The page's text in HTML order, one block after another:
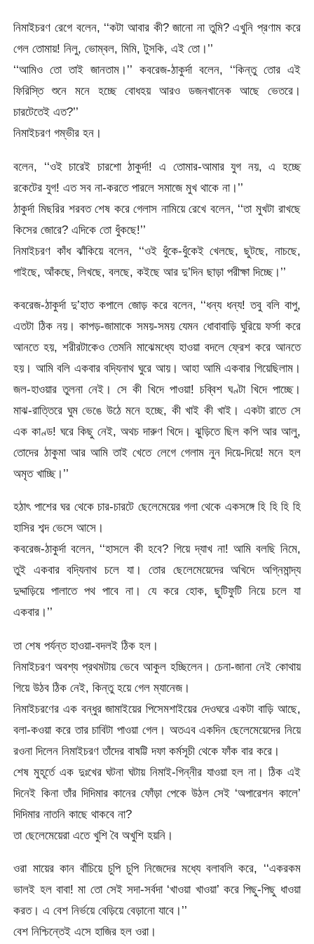
নিমাইচরণ রেগে বলেন, ‘‘কটা আবার কী? জানো না তুমি? এখুনি প্রণাম করে
গেল তোমায়! নিলু, ভোম্বল, মিমি, টুসকি, এই তো।’’
‘‘আমিও তো তাই জানতাম।’’ কবরেজ-ঠাকুর্দা বলেন, ‘‘কিন্তু তোর এই
ফিরিস্তি শুনে মনে হচ্ছে বোধহয় আরও ডজনখানেক আছে ভেতরে।
চারটেতেই এত?’’
নিমাইচরণ গম্ভীর হন।
বলেন, ‘‘ওই চারেই চারশো ঠাকুর্দা! এ তোমার-আমার যুগ নয়, এ হচ্ছে
রকেটের যুগ! এত সব না-করতে পারলে সমাজে মুখ থাকে না।’’
ঠাকুর্দা মিছরির শরবত শেষ করে গেলাস নামিয়ে রেখে বলেন, ‘‘তা মুখটা রাখছে
কিসের জোরে? এদিকে তো ধুঁকছে!’’
নিমাইচরণ কাঁধ ঝাঁকিয়ে বলেন, ‘‘ওই ধুঁকে-ধুঁকেই খেলছে, ছুটছে, নাচছে,
গাইছে, আঁকছে, লিখছে, বলছে, কইছে আর দু’দিন ছাড়া পরীক্ষা দিচ্ছে।’’
কবরেজ-ঠাকুর্দা দু’হাত কপালে জোড় করে বলেন, ‘‘ধন্য ধন্য! তবু বলি বাপু,
এতটা ঠিক নয়। কাপড়-জামাকে সময়-সময় যেমন ধোবাবাড়ি ঘুরিয়ে ফর্সা করে
আনতে হয়, শরীরটাকেও তেমনি মাঝেমধ্যে হাওয়া বদলে ফ্রেশ করে আনতে
হয়। আমি বলি একবার বদ্যিনাথ ঘুরে আয়। আহা আমি একবার গিয়েছিলাম।
জল-হাওয়ার তুলনা নেই। সে কী খিদে পাওয়া! চব্বিশ ঘণ্টা খিদে পাচ্ছে।
মাঝ-রাত্তিরে ঘুম ভেঙে উঠে মনে হচ্ছে, কী খাই কী খাই। একটা রাতে সে
এক কাণ্ড! ঘরে কিছু নেই, অথচ দারুণ খিদে। ঝুড়িতে ছিল কপি আর আলু,
তোদের ঠাকুমা আর আমি তাই খেতে লেগে গেলাম নুন দিয়ে-দিয়ে! মনে হল
অমৃত খাচ্ছি।’’
হঠাৎ পাশের ঘর থেকে চার-চারটে ছেলেমেয়ের গলা থেকে একসঙ্গে হি হি হি হি
হাসির শব্দ ভেসে আসে।
কবরেজ-ঠাকুর্দা বলেন, ‘‘হাসলে কী হবে? গিয়ে দ্যাখ না! আমি বলছি নিমে,
তুই একবার বদ্যিনাথ চলে যা। তোর ছেলেমেয়েদের অখিদে অগ্নিমান্দ্য
দুদ্দাড়িয়ে পালাতে পথ পাবে না। যে করে হোক, ছুটিফুটি নিয়ে চলে যা
একবার।’’
তা শেষ পর্যন্ত হাওয়া-বদলই ঠিক হল।
নিমাইচরণ অবশ্য প্রথমটায় ভেবে আকুল হচ্ছিলেন। চেনা-জানা নেই কোথায়
গিয়ে উঠব ঠিক নেই, কিন্তু হয়ে গেল ম্যানেজ।
নিমাইচরণের এক বন্ধুর জামাইয়ের পিসেমশাইয়ের দেওঘরে একটা বাড়ি আছে,
বলা-কওয়া করে তার চাবিটা পাওয়া গেল। অতএব একদিন ছেলেমেয়েদের নিয়ে
রওনা দিলেন নিমাইচরণ তাঁদের বাষট্টি দফা কর্মসূচী থেকে ফাঁক বার করে।
শেষ মুহূর্তে এক দুঃখের ঘটনা ঘটায় নিমাই-গিন্নীর যাওয়া হল না। ঠিক এই
দিনেই কিনা তাঁর দিদিমার কানের ফোঁড়া পেকে উঠল সেই ‘অপারেশন কালে’
দিদিমার নাতনি কাছে থাকবে না?
তা ছেলেমেয়েরা এতে খুশি বৈ অখুশি হয়নি।
ওরা মায়ের কান বাঁচিয়ে চুপি চুপি নিজেদের মধ্যে বলাবলি করে, ‘‘একরকম
ভালই হল বাবা! মা তো সেই সদা-সর্বদা ‘খাওয়া খাওয়া’ করে পিছু-পিছু ধাওয়া
করত। এ বেশ নির্ভয়ে বেড়িয়ে বেড়ানো যাবে।’’
বেশ নিশ্চিন্তেই এসে হাজির হল ওরা।